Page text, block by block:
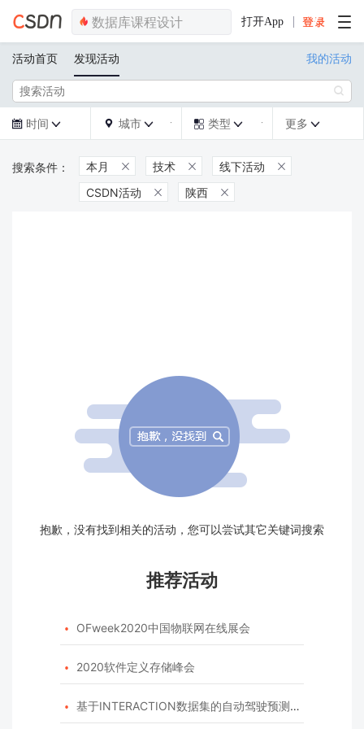
打开App
活动首页 发现活动 我的活动

 时间   城市   类型  更多 
本月  技术  线下活动 
CSDN活动  陕西 
抱歉，没有找到相关的活动，您可以尝试其它关键词搜索
推荐活动
 OFweek2020中国物联网在线展会
 2020软件定义存储峰会
 基于INTERACTION数据集的自动驾驶预测模型挑战赛